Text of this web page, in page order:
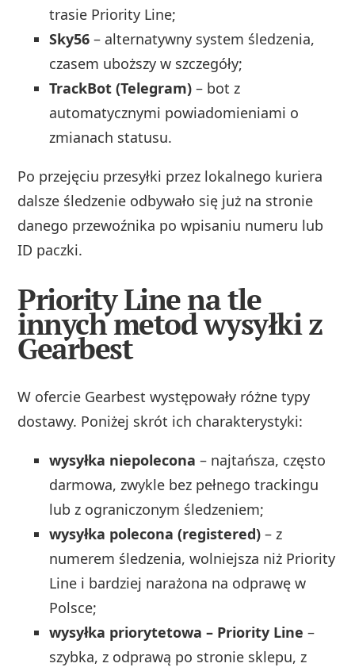
trasie Priority Line;
Sky56 – alternatywny system śledzenia,
czasem uboższy w szczegóły;
TrackBot (Telegram) – bot z
automatycznymi powiadomieniami o
zmianach statusu.
Po przejęciu przesyłki przez lokalnego kuriera
dalsze śledzenie odbywało się już na stronie
danego przewoźnika po wpisaniu numeru lub
ID paczki.
Priority Line na tle
innych metod wysyłki z
Gearbest
W ofercie Gearbest występowały różne typy
dostawy. Poniżej skrót ich charakterystyki:
wysyłka niepolecona – najtańsza, często
darmowa, zwykle bez pełnego trackingu
lub z ograniczonym śledzeniem;
wysyłka polecona (registered) – z
numerem śledzenia, wolniejsza niż Priority
Line i bardziej narażona na odprawę w
Polsce;
wysyłka priorytetowa – Priority Line –
szybka, z odprawą po stronie sklepu, z